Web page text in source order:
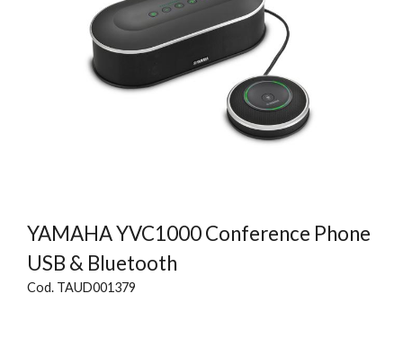
YAMAHA YVC1000 Conference Phone
USB & Bluetooth
Cod. TAUD001379